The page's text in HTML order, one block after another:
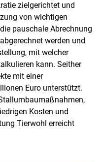
zielgerichtet und
von wichtigen
pauschale Abrechnung
werden und
mit welcher
kann. Seither
mit einer
Euro unterstützt.
Kosten und
Tierwohl erreicht